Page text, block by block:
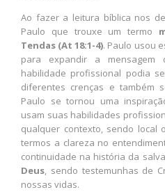
Ao fazer a leitura bíblica nos
Paulo que trouxe um termo
Tendas (At 18:1-4). Paulo usou
para expandir a mensagem
habilidade profissional podia
diferentes crenças e também
Paulo se tornou uma
usam suas habilidades
qualquer contexto, sendo local
termos a clareza no
continuidade na história da
Deus, sendo testemunhas de
nossas vidas.